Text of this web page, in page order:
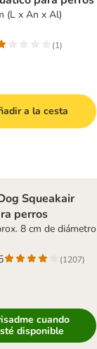
(L x An x Al)
(1)
a la cesta
Squeakair
perros
8 cm de diámetro
(1207)
cuando
disponible